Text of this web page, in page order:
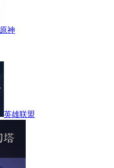
原神
英雄联盟